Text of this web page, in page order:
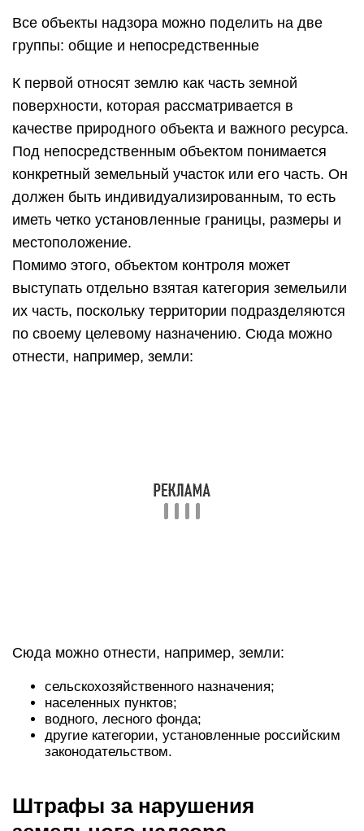
Сюда можно отнести, например, земли:
сельскохозяйственного назначения;
населенных пунктов;
водного, лесного фонда;
другие категории, установленные российским
законодательством.
Штрафы за нарушения
земельного надзора
РФ. По ней назначается штраф, размер которого
На физических лиц – не более 5 т.р.;
На ответственных лиц – не более 50 т.р.;